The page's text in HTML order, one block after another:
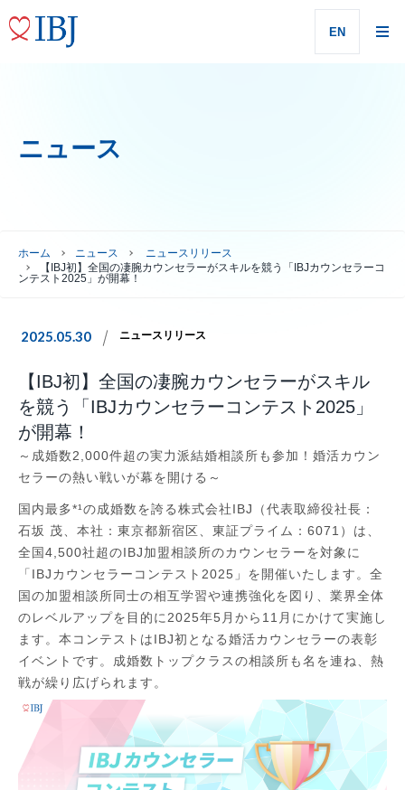
EN
ニュース
ホーム ニュース
ニュースリリース
【IBJ初】全国の凄腕カウンセラーがスキルを競う「IBJカウンセラーコ
ンテスト2025」が開幕！
2025.05.30 ニュースリリース
【IBJ初】全国の凄腕カウンセラーがスキル
を競う「IBJカウンセラーコンテスト2025」
が開幕！
～成婚数2,000件超の実力派結婚相談所も参加！婚活カウン
セラーの熱い戦いが幕を開ける～
国内最多*¹の成婚数を誇る株式会社IBJ（代表取締役社長：
石坂 茂、本社：東京都新宿区、東証プライム：6071）は、
全国4,500社超のIBJ加盟相談所のカウンセラーを対象に
「IBJカウンセラーコンテスト2025」を開催いたします。全
国の加盟相談所同士の相互学習や連携強化を図り、業界全体
のレベルアップを目的に2025年5月から11月にかけて実施し
ます。本コンテストはIBJ初となる婚活カウンセラーの表彰
イベントです。成婚数トップクラスの相談所も名を連ね、熱
戦が繰り広げられます。